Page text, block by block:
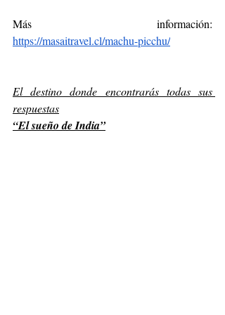
https://masaitravel.cl/machu-picchu/
El destino donde encontrarás todas sus
respuestas
“El sueño de India”